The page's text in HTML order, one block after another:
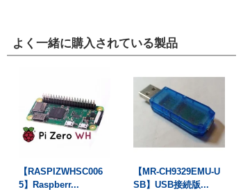
よく一緒に購入されている製品
【RASPIZWHSC006
5】Raspberr...
【MR-CH9329EMU-U
SB】USB接続版...